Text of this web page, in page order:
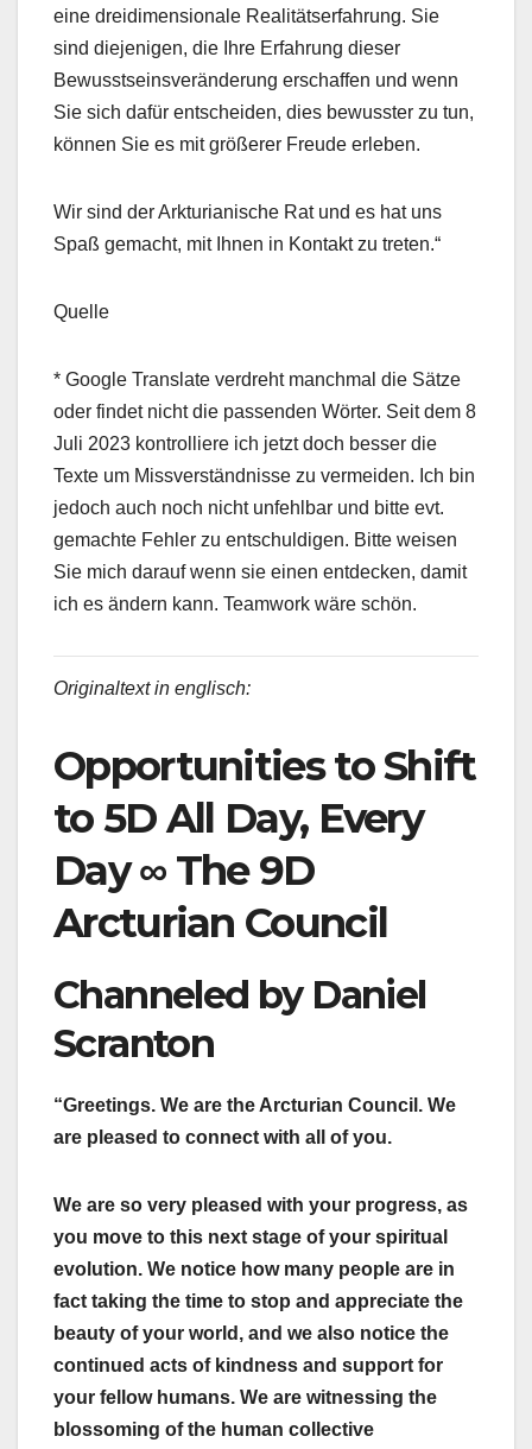
eine dreidimensionale Realitätserfahrung. Sie
sind diejenigen, die Ihre Erfahrung dieser
Bewusstseinsveränderung erschaffen und wenn
Sie sich dafür entscheiden, dies bewusster zu tun,
können Sie es mit größerer Freude erleben.
Wir sind der Arkturianische Rat und es hat uns
Spaß gemacht, mit Ihnen in Kontakt zu treten.“
Quelle
* Google Translate verdreht manchmal die Sätze
oder findet nicht die passenden Wörter. Seit dem 8
Juli 2023 kontrolliere ich jetzt doch besser die
Texte um Missverständnisse zu vermeiden. Ich bin
jedoch auch noch nicht unfehlbar und bitte evt.
gemachte Fehler zu entschuldigen. Bitte weisen
Sie mich darauf wenn sie einen entdecken, damit
ich es ändern kann. Teamwork wäre schön.
Originaltext in englisch:
Opportunities to Shift
to 5D All Day, Every
Day ∞ The 9D
Arcturian Council
Channeled by Daniel
Scranton
“Greetings. We are the Arcturian Council. We
are pleased to connect with all of you.
We are so very pleased with your progress, as
you move to this next stage of your spiritual
evolution. We notice how many people are in
fact taking the time to stop and appreciate the
beauty of your world, and we also notice the
continued acts of kindness and support for
your fellow humans. We are witnessing the
blossoming of the human collective